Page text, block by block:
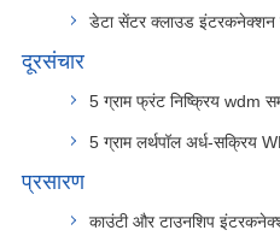
डेटा सेंटर क्लाउड इंटरकनेक्शन
दूरसंचार
5 ग्राम फ्रंट निष्क्रिय wdm
5 ग्राम लर्थपॉल अर्ध-सक्रिय
प्रसारण
काउंटी और टाउनशिप